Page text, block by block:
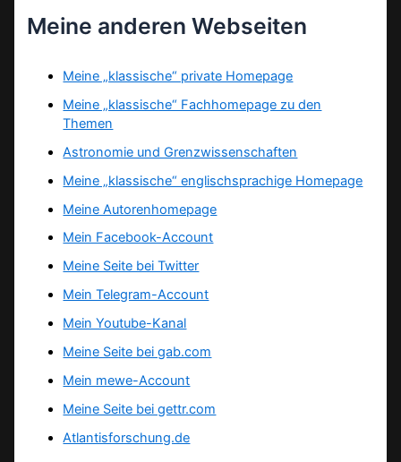
Meine anderen Webseiten
Meine „klassische“ private Homepage
Meine „klassische“ Fachhomepage zu den
Themen
Astronomie und Grenzwissenschaften
Meine „klassische“ englischsprachige Homepage
Meine Autorenhomepage
Mein Facebook-Account
Meine Seite bei Twitter
Mein Telegram-Account
Mein Youtube-Kanal
Meine Seite bei gab.com
Mein mewe-Account
Meine Seite bei gettr.com
Atlantisforschung.de